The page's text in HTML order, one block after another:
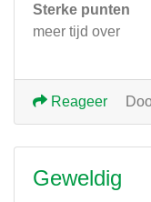
Sterke punten
meer tijd over
Reageer
Geweldig